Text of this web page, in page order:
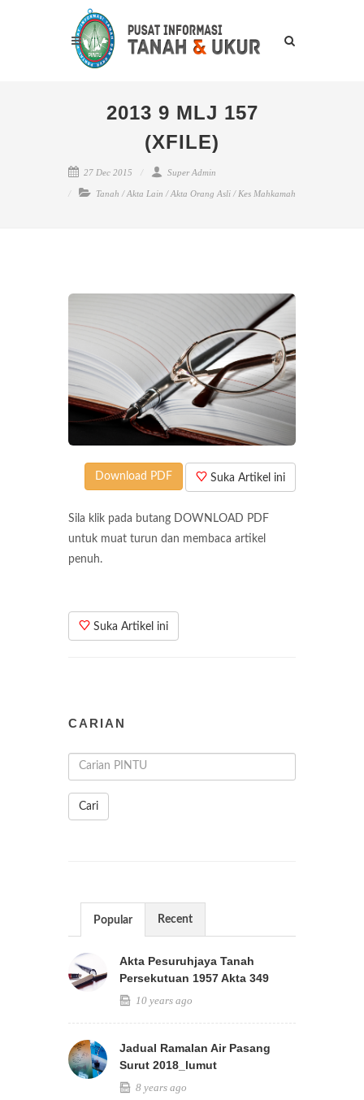
2013 9 MLJ 157
(XFILE)
27 Dec 2015 Super Admin
Tanah /Akta Lain /Akta Orang Asli / Kes Mahkamah
Suka Artikel ini
Download PDF
Sila klik pada butang DOWNLOAD PDF
untuk muat turun dan membaca artikel
penuh.
Suka Artikel ini
CARIAN
Cari
Popular Recent
Akta Pesuruhjaya Tanah
Persekutuan 1957 Akta 349
10 years ago
Jadual Ramalan Air Pasang
Surut 2018_lumut
8 years ago